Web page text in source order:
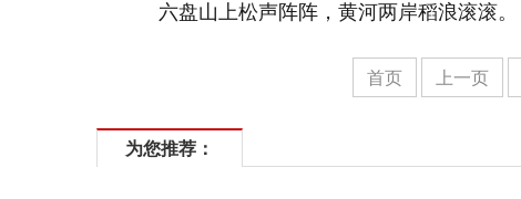
六盘山上松声阵阵，黄河两岸稻浪滚滚。
首页 上一页
为您推荐：